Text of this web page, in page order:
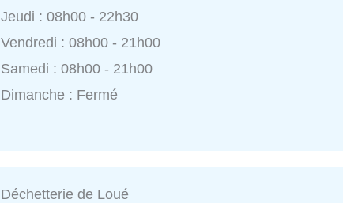
Jeudi : 08h00 - 22h30
Vendredi : 08h00 - 21h00
Samedi : 08h00 - 21h00
Dimanche : Fermé
Déchetterie de Loué